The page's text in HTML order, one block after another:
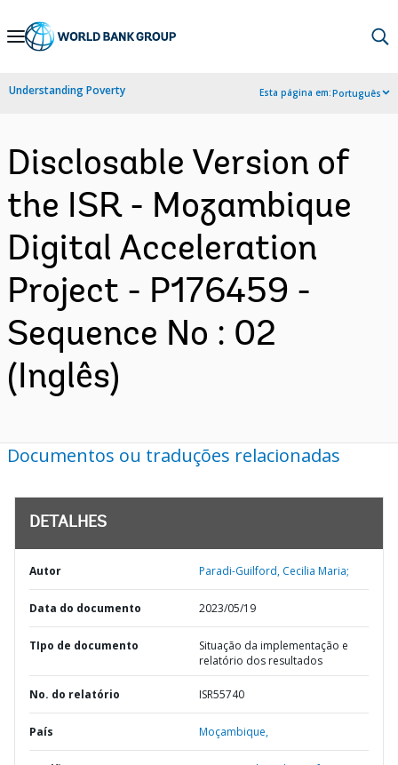
Skip
Navigation
Understanding Poverty Esta página em:Português
Disclosable Version of
the ISR - Mozambique
Digital Acceleration
Project - P176459 -
Sequence No : 02
(Inglês)
Documentos ou traduções relacionadas
DETALHES
Autor Paradi-Guilford, Cecilia Maria;
Data do documento 2023/05/19
TIpo de documento
Situação da implementação e
relatório dos resultados
No. do relatório ISR55740
País Moçambique,